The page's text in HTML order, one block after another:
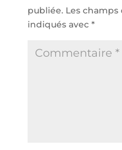
publiée. Les
indiqués avec *